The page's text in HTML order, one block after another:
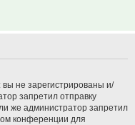
не зарегистрированы и/
запретил отправку
же администратор запретил
конференции для